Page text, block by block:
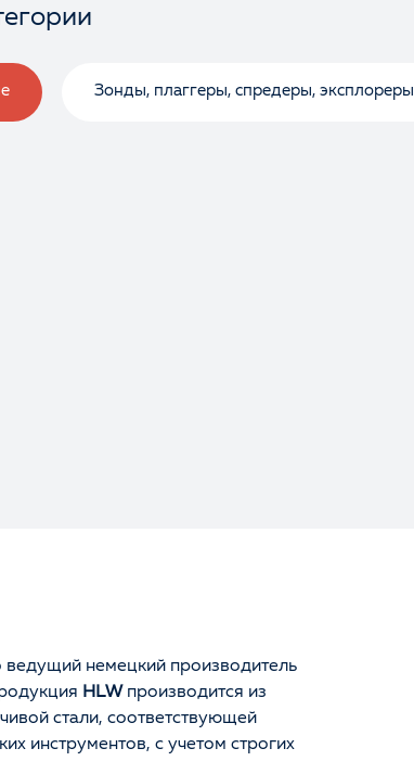
Зонды, плаггеры, спредеры, эксплореры
ведущий немецкий производитель
HLW производится из
стали, соответствующей
инструментов, с учетом строгих